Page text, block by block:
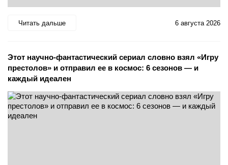
Читать дальше 6 августа 2026
Этот научно-фантастический сериал словно взял «Игру
престолов» и отправил ее в космос: 6 сезонов — и
каждый идеален